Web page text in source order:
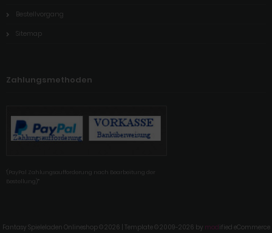
Bestellvorgang
Sitemap
Zahlungsmethoden
'(PayPal Zahlungsaufforderung nach Bearbeitung der
Bestellung)'"
Fantasy Spieleladen Onlineshop © 2026 | Template © 2009-2026 by modified eCommerce